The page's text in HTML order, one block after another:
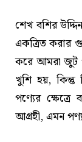
শেখ বশির
একত্রিত করার
করে আমরা জুট
খুশি হয়,
পণ্যের
আগ্রহী, এমন